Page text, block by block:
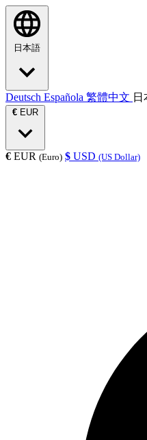
日本語
Deutsch Española 繁體中文 日
€ EUR
€ EUR (Euro) $ USD (US Dollar)